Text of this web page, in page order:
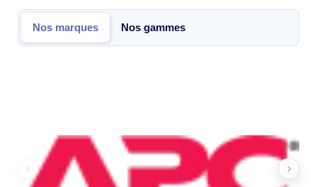
Nos marques Nos gammes